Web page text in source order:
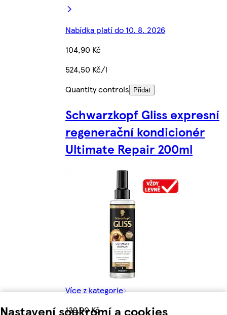
Nastavení soukromí a cookies
Nabídka platí do 10. 8. 2026
104,90 Kč
524,50 Kč/l
Quantity controls
Přidat
Schwarzkopf Gliss expresní
regenerační kondicionér
Ultimate Repair 200ml
Více z kategorie
139,90 Kč